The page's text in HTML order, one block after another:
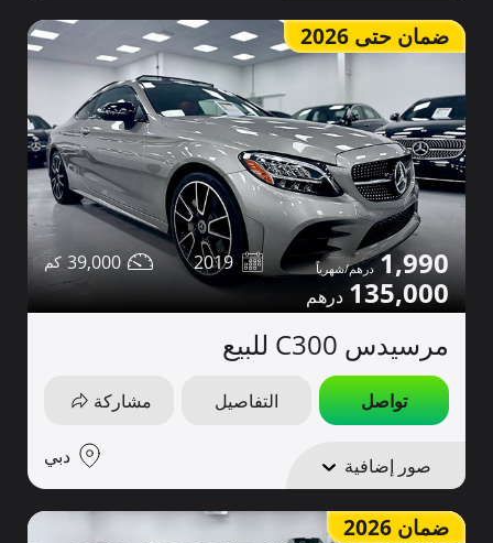
ضمان حتى 2026
1,990
135,000
2019
39,000
مرسيدس C300 للبيع
تواصل التفاصيل مشاركة
صور إضافية دبي
ضمان 2026